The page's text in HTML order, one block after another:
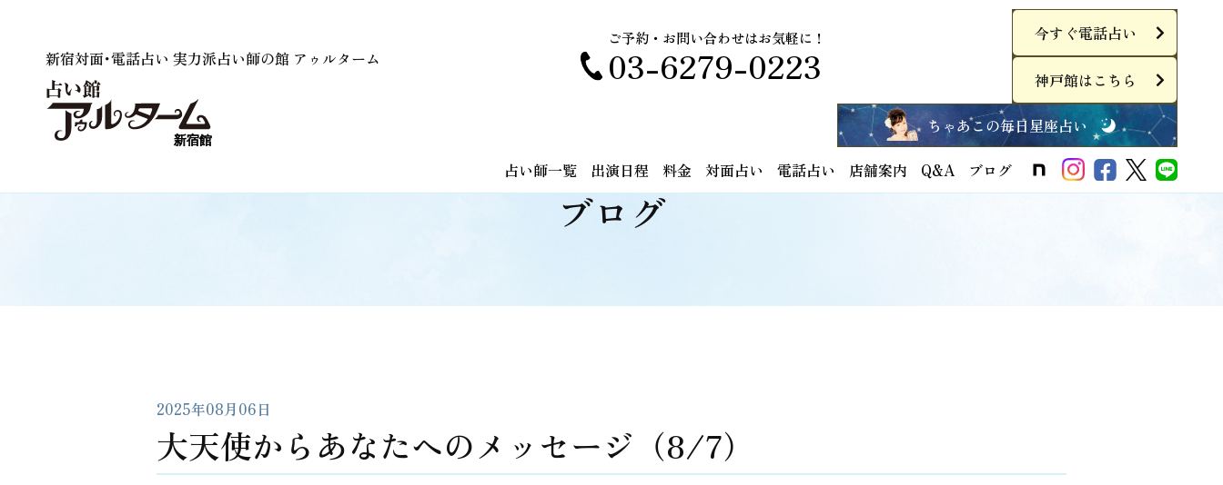
新宿対面･電話占い 実力派占い師の館 アゥルターム
ご予約・お問い合わせはお気軽に！
03-6279-0223
今すぐ電話占い
神戸館はこちら
ちゃあこの毎日星座占い
占い師一覧 出演日程 料金 対面占い 電話占い 店舗案内 Q&A ブログ
ブログ
2025年08月06日
大天使からあなたへのメッセージ（8/7）